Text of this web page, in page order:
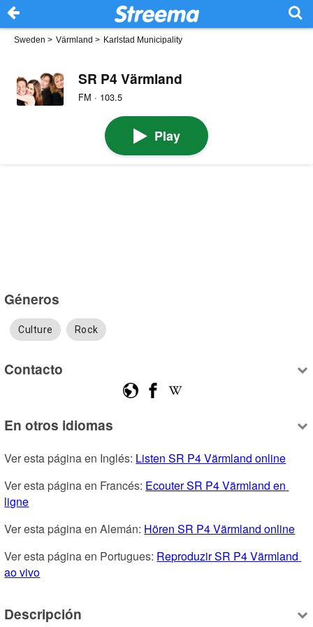
Sweden > Värmland > Karlstad Municipality
SR P4 Värmland
FM · 103.5
Play
Géneros
Culture Rock
Contacto
En otros idiomas
Ver esta página en Inglés: Listen SR P4 Värmland online
Ver esta página en Francés: Ecouter SR P4 Värmland en
ligne
Ver esta página en Alemán: Hören SR P4 Värmland online
Ver esta página en Portugues: Reproduzir SR P4 Värmland
ao vivo
Descripción